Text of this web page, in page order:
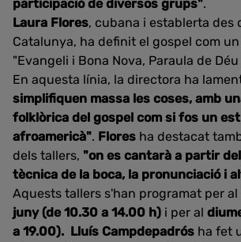
participació de diversos grups".
Laura Flores, cubana i establerta des
Catalunya, ha definit el gospel com
"Evangeli i Bona Nova, Paraula de
En aquesta línia, la directora ha
simplifiquen massa les coses, amb
folklòrica del gospel com si fos un
afroamericà". Flores ha destacat
dels tallers, "on es cantarà a partir
tècnica de la boca, la pronunciació i
Aquests tallers s'han programat per al
juny (de 10.30 a 14.00 h) i per al
a 19.00). Lluís Campdepadrós ha fet